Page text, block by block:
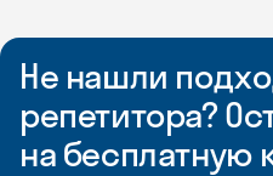
Не нашли
репетитора?
на бесплатную